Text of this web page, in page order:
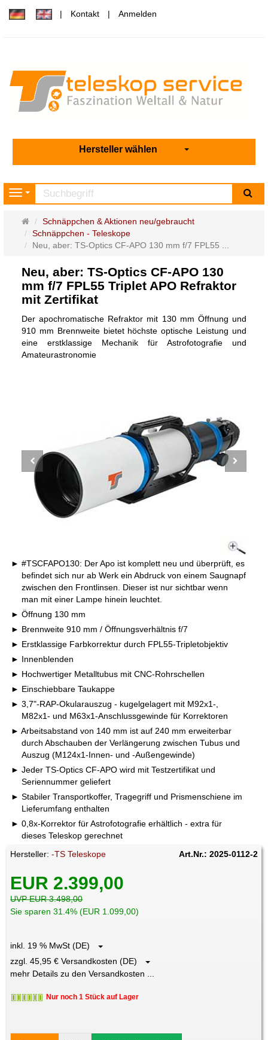
Kontakt Anmelden
Hersteller wählen
Navigation
Startseite
Schnäppchen & Aktionen neu/gebraucht
Schnäppchen - Teleskope
Neu, aber: TS-Optics CF-APO 130 mm f/7 FPL55 ...
Neu, aber: TS-Optics CF-APO 130
mm f/7 FPL55 Triplet APO Refraktor
mit Zertifikat
Der apochromatische Refraktor mit 130 mm Öffnung und
910 mm Brennweite bietet höchste optische Leistung und
eine erstklassige Mechanik für Astrofotografie und
Amateurastronomie
#TSCFAPO130: Der Apo ist komplett neu und überprüft, es
befindet sich nur ab Werk ein Abdruck von einem Saugnapf
zwischen den Frontlinsen. Dieser ist nur sichtbar wenn
man mit einer Lampe hinein leuchtet.
Öffnung 130 mm
Brennweite 910 mm / Öffnungsverhältnis f/7
Erstklassige Farbkorrektur durch FPL55-Tripletobjektiv
Innenblenden
Hochwertiger Metalltubus mit CNC-Rohrschellen
Einschiebbare Taukappe
3,7"-RAP-Okularauszug - kugelgelagert mit M92x1-,
M82x1- und M63x1-Anschlussgewinde für Korrektoren
Arbeitsabstand von 140 mm ist auf 240 mm erweiterbar
durch Abschauben der Verlängerung zwischen Tubus und
Auszug (M124x1-Innen- und -Außengewinde)
Jeder TS-Optics CF-APO wird mit Testzertifikat und
Seriennummer geliefert
Stabiler Transportkoffer, Tragegriff und Prismenschiene im
Lieferumfang enthalten
0,8x-Korrektor für Astrofotografie erhältlich - extra für
dieses Teleskop gerechnet
Hersteller:-TS Teleskope Art.Nr.: 2025-0112-2
EUR 2.399,00
UVP EUR 3.498,00
Sie sparen 31.4% (EUR 1.099,00)
inkl. 19 % MwSt (DE)
zzgl. 45,95 € Versandkosten (DE)
mehr Details zu den Versandkosten ...
Nur noch 1 Stück auf Lager